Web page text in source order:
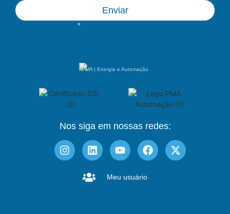
Enviar
PMA | Energia e Automação
Nos siga em nossas redes:
Meu usuário